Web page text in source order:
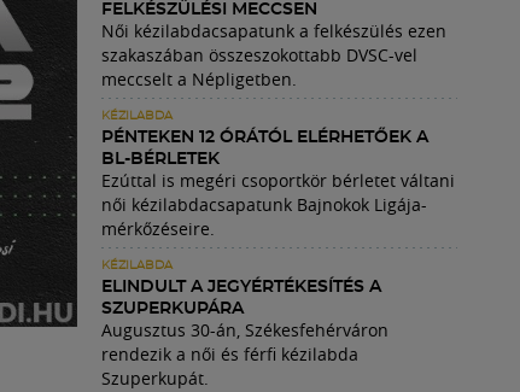
FELKÉSZÜLÉSI MECCSEN
Női kézilabdacsapatunk a felkészülés ezen
szakaszában összeszokottabb DVSC-vel
meccselt a Népligetben.
KÉZILABDA
PÉNTEKEN 12 ÓRÁTÓL ELÉRHETŐEK A
BL-BÉRLETEK
Ezúttal is megéri csoportkör bérletet váltani
női kézilabdacsapatunk Bajnokok Ligája-
mérkőzéseire.
KÉZILABDA
ELINDULT A JEGYÉRTÉKESÍTÉS A
SZUPERKUPÁRA
Augusztus 30-án, Székesfehérváron
rendezik a női és férfi kézilabda
Szuperkupát.